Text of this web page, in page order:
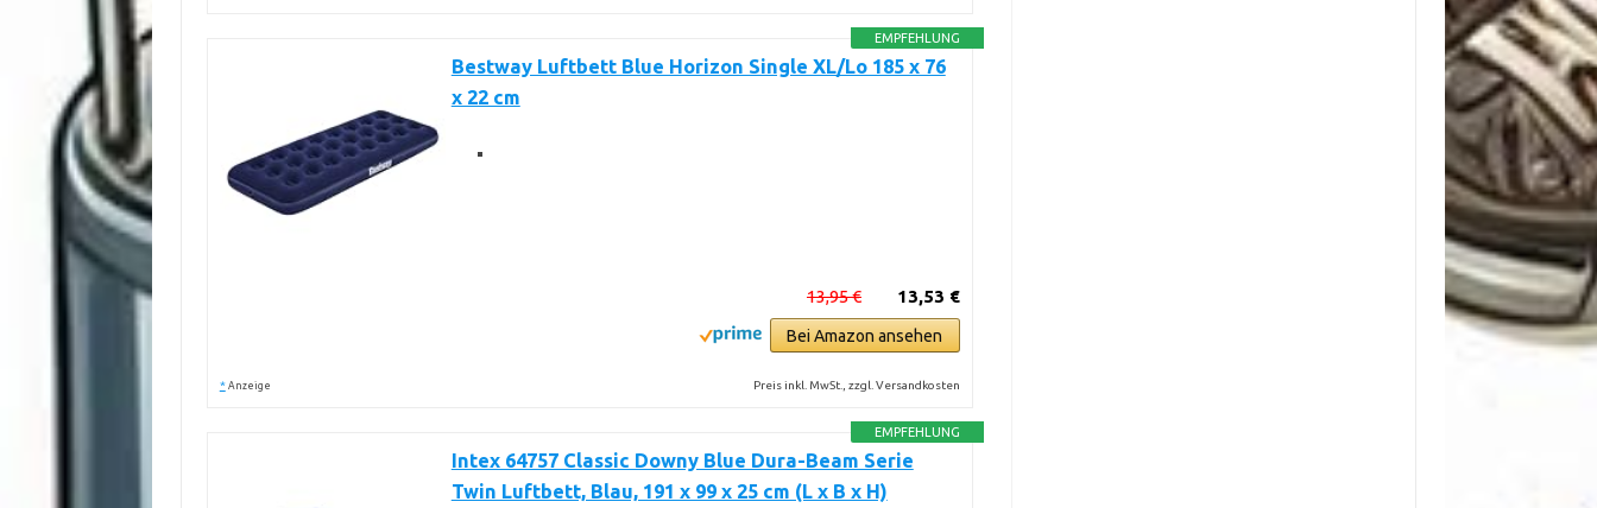
EMPFEHLUNG
Bestway Luftbett Blue Horizon Single XL/Lo 185 x 76
x 22 cm
13,53 €
13,95 €
Bei Amazon ansehen
* Anzeige Preis inkl. MwSt., zzgl. Versandkosten
EMPFEHLUNG
Intex 64757 Classic Downy Blue Dura-Beam Serie
Twin Luftbett, Blau, 191 x 99 x 25 cm (L x B x H)